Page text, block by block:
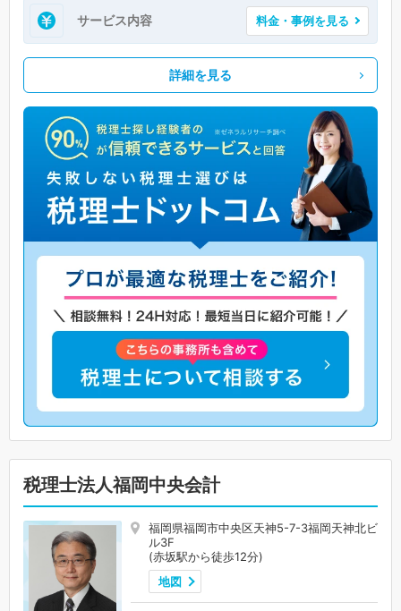
サービス内容 料金・事例を見る
詳細を見る
税理士法人福岡中央会計
福岡県福岡市中央区天神5-7-3福岡天神北ビ
ル3F
(赤坂駅から徒歩12分)
地図